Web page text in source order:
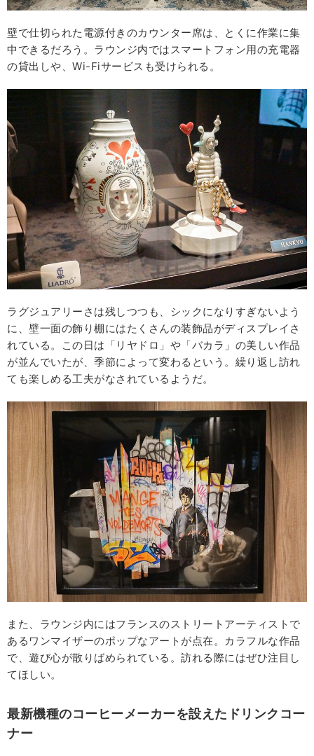
壁で仕切られた電源付きのカウンター席は、とくに作業に集
中できるだろう。ラウンジ内ではスマートフォン用の充電器
の貸出しや、Wi-Fiサービスも受けられる。
ラグジュアリーさは残しつつも、シックになりすぎないよう
に、壁一面の飾り棚にはたくさんの装飾品がディスプレイさ
れている。この日は「リヤドロ」や「バカラ」の美しい作品
が並んでいたが、季節によって変わるという。繰り返し訪れ
ても楽しめる工夫がなされているようだ。
また、ラウンジ内にはフランスのストリートアーティストで
あるワンマイザーのポップなアートが点在。カラフルな作品
で、遊び心が散りばめられている。訪れる際にはぜひ注目し
てほしい。
最新機種のコーヒーメーカーを設えたドリンクコー
ナー